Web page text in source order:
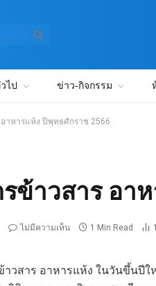
ไป ข่าว-กิจกรรม
าหารแห้ง ปีพุทธศักราช 2566
าวสาร อาห
ไม่มีความเห็น 1 Min Read 1
วสาร อาหารแห้ง ในวันขึ้นปีใ